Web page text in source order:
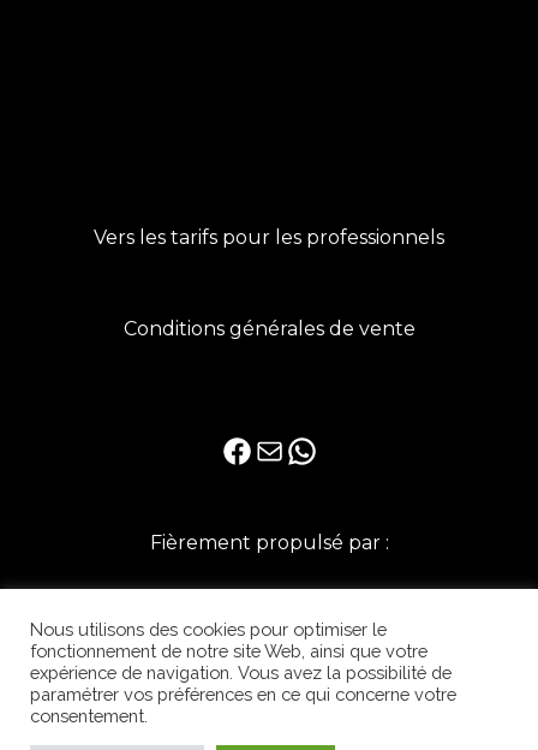
Vers les tarifs pour les professionnels
Conditions générales de vente
Facebook
E-mailWhatsApp
Fièrement propulsé par :
Nous utilisons des cookies pour optimiser le
fonctionnement de notre site Web, ainsi que votre
expérience de navigation. Vous avez la possibilité de
paramétrer vos préférences en ce qui concerne votre
consentement.